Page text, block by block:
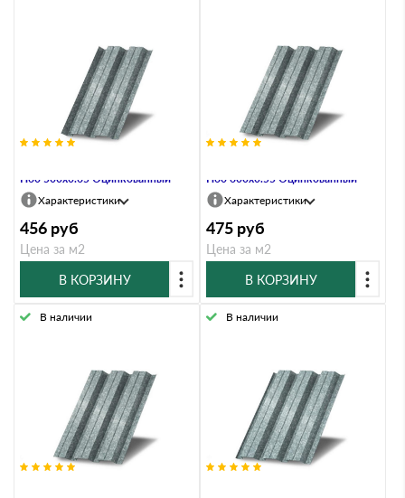
Н60 500х0.65 Оцинкованный
Характеристики
456 руб
Цена за м2
В КОРЗИНУ
Н60 600х0.55 Оцинкованный
Характеристики
475 руб
Цена за м2
В КОРЗИНУ
В наличии В наличии